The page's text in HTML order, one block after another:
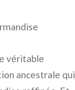
véritable
ancestrale qui